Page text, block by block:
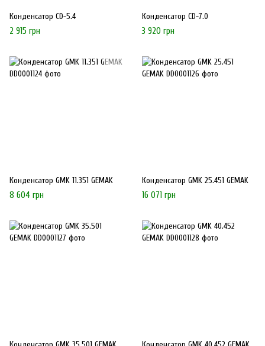
Конденсатор CD-5.4
2 915 грн
Конденсатор CD-7.0
3 920 грн
Конденсатор GMK 11.351 GEMAK
8 604 грн
Конденсатор GMK 25.451 GEMAK
16 071 грн